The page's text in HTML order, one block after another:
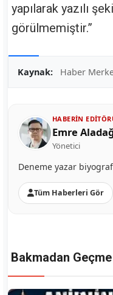
yapılarak yazılı
görülmemiştir.”
Kaynak: Haber
HABERIN
Emre
Yönetici
Deneme yazar
Tüm Haberleri Gör
Bakmadan Geçme